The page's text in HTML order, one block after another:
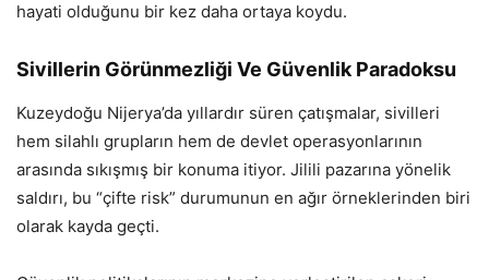
hayati olduğunu bir kez daha ortaya koydu.
Sivillerin Görünmezliği Ve Güvenlik Paradoksu
Kuzeydoğu Nijerya’da yıllardır süren çatışmalar, sivilleri
hem silahlı grupların hem de devlet operasyonlarının
arasında sıkışmış bir konuma itiyor. Jilili pazarına yönelik
saldırı, bu “çifte risk” durumunun en ağır örneklerinden biri
olarak kayda geçti.